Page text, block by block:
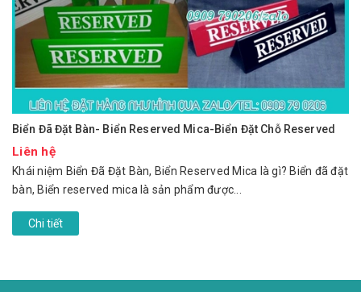
Biển Đã Đặt Bàn- Biển Reserved Mica-Biển Đặt Chỗ Reserved
Liên hệ
Khái niệm Biển Đã Đặt Bàn, Biển Reserved Mica là gì? Biển đã đặt
bàn, Biển reserved mica là sản phẩm được...
Chi tiết